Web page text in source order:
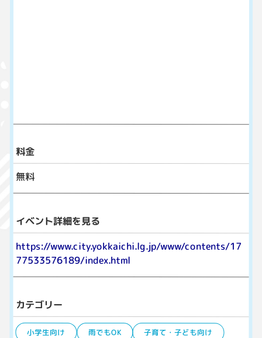
料金
無料
イベント詳細を見る
https://www.city.yokkaichi.lg.jp/www/contents/17
77533576189/index.html
カテゴリー
小学生向け 雨でもOK 子育て・子ども向け